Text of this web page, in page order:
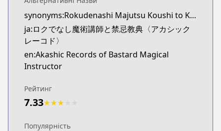
synonyms:Rokudenashi Majutsu Koushi to Kinki Kyouten
ja:ロクでなし魔術講師と禁忌教典〈アカシック
レーコド〉
en:Akashic Records of Bastard Magical
Instructor
Рейтинг
7.33★★★
Популярність